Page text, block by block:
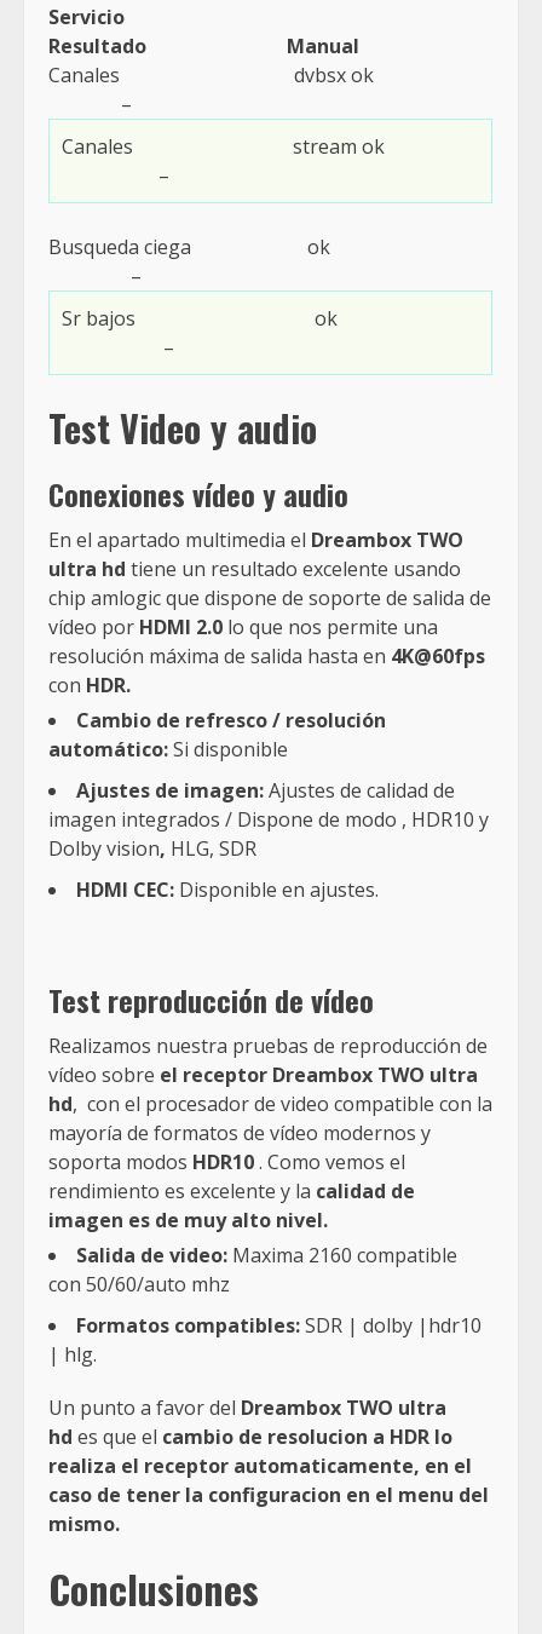
Servicio
Resultado Manual
Canales dvbsx ok
–
Canales stream ok
–
Busqueda ciega ok
–
Sr bajos ok
–
Test Video y audio
Conexiones vídeo y audio
En el apartado multimedia el Dreambox TWO
ultra hd tiene un resultado excelente usando
chip amlogic que dispone de soporte de salida de
vídeo por HDMI 2.0 lo que nos permite una
resolución máxima de salida hasta en 4K@60fps
con HDR.
Cambio de refresco / resolución
automático:Si disponible
Ajustes de imagen:Ajustes de calidad de
imagen integrados / Dispone de modo , HDR10 y
Dolby vision, HLG, SDR
HDMI CEC: Disponible en ajustes.
Test reproducción devídeo
Realizamos nuestra pruebas de reproducción de
vídeo sobre el receptor Dreambox TWO ultra
hd, con el procesador de video compatible con la
mayoría de formatos de vídeo modernos y
soporta modos HDR10. Como vemos el
rendimiento es excelente y la calidad de
imagen es de muy alto nivel.
Salida de video: Maxima 2160 compatible
con 50/60/auto mhz
Formatos compatibles:SDR | dolby |hdr10
| hlg.
Un punto a favor del Dreambox TWO ultra
hd es que el cambio de resolucion a HDR lo
realiza el receptor automaticamente, en el
caso de tener la configuracion en el menu del
mismo.
Conclusiones